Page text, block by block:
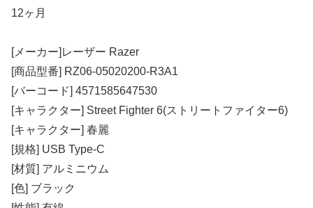
12ヶ月
[メーカー]レーザー Razer
[商品型番] RZ06-05020200-R3A1
[バーコード] 4571585647530
[キャラクター] Street Fighter 6(ストリートファイター6)
[キャラクター] 春麗
[規格] USB Type-C
[材質] アルミニウム
[色] ブラック